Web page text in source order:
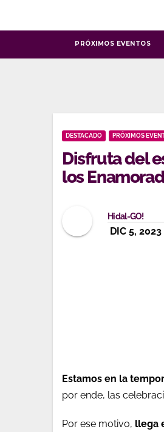
PRÓXIMOS EVENTOS
DESTACADO PRÓXIMOS
Disfruta del
los
Hidal-GO!
DIC 5, 2023
Estamos en la
por ende, las
Por ese motivo, llega